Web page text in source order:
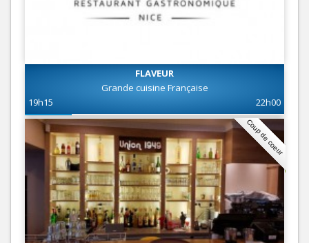
FLAVEUR
Grande cuisine Française
19h15
22h00
Coup de coeur